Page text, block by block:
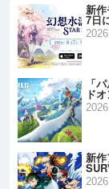
新
7日
「
ド
新